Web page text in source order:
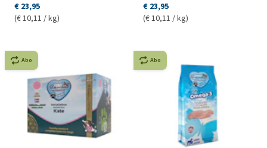
€ 23,95
(€ 10,11 / kg)
€ 23,95
(€ 10,11 / kg)
Abo Abo